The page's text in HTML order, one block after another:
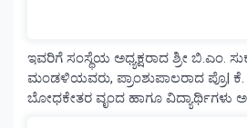
ಇವರಿಗೆ ಸಂಸ್ಥೆಯ ಅಧ್ಯಕ್ಷರಾದ ಶ್ರೀ ಬಿ.ಎಂ.
ಮಂಡಳಿಯವರು, ಪ್ರಾಂಶುಪಾಲರಾದ ಪ್ರೊ|
ಬೋಧಕೇತರ ವೃಂದ ಹಾಗೂ ವಿದ್ಯಾರ್ಥಿಗಳು